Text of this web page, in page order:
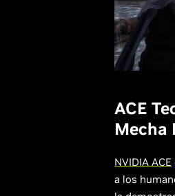
ACE
Mecha
NVIDIA ACE
a los